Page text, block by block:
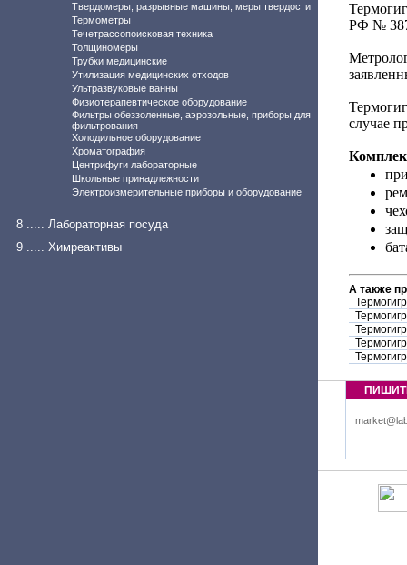
Твердомеры, разрывные машины, меры твердости
Термометры
Течетрассопоисковая техника
Толщиномеры
Трубки медицинские
Утилизация медицинских отходов
Ультразвуковые ванны
Физиотерапевтическое оборудование
Фильтры обеззоленные, аэрозольные, приборы для
фильтрования
Холодильное оборудование
Хроматография
Центрифуги лабораторные
Школьные принадлежности
Электроизмерительные приборы и оборудование
8 ..... Лабораторная посуда
9 ..... Химреактивы
РФ №
случае
А также